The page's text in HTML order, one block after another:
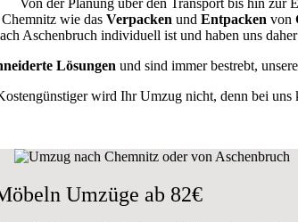
wie das Verpacken und Entpacken von
Aschenbruch individuell ist und haben uns
Lösungen und sind immer bestrebt,
wird Ihr Umzug nicht, denn bei uns
Umzüge ab 82€